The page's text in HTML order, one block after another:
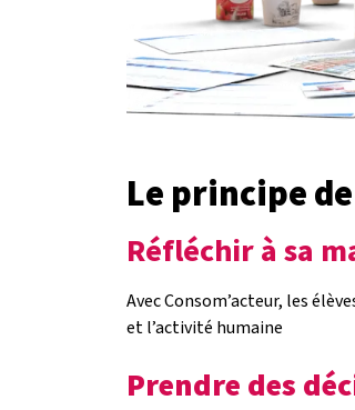
Le principe
Réfléchir à sa
Avec Consom’acteur, les
et l’activité humaine
Prendre des